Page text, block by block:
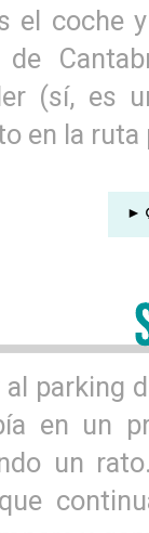
el coche
de
(sí, es
en la
►
al parking
en un
un